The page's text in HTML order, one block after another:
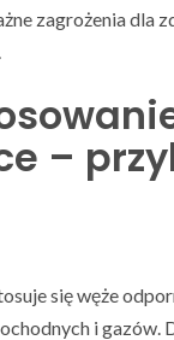
zagrożenia dla
–
się węże
i gazów.